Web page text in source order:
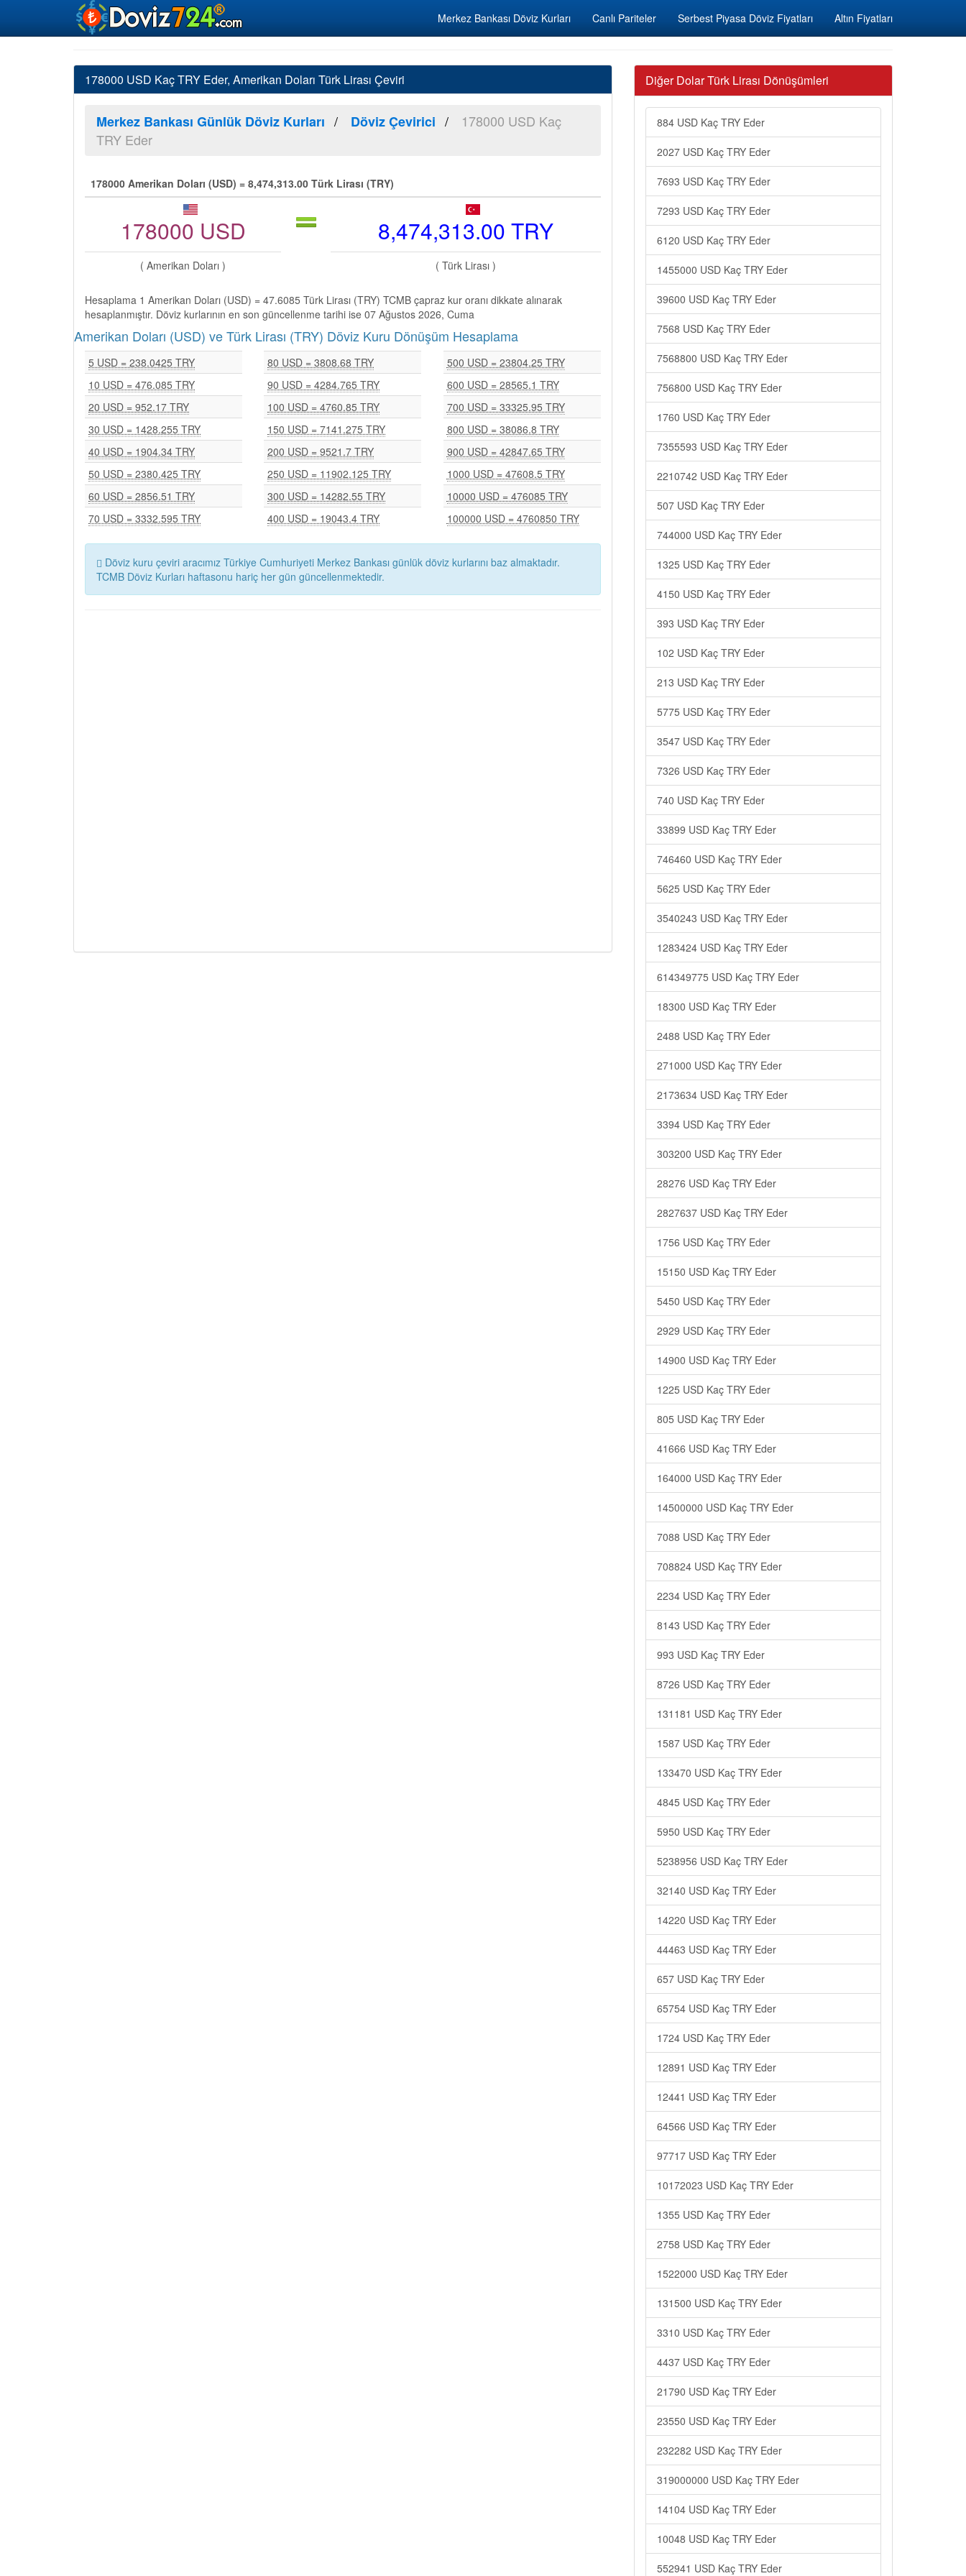
Merkez Bankası Döviz Kurları Canlı Pariteler Serbest Piyasa Döviz Fiyatları Altın Fiyatları
178000 USD Kaç TRY Eder, Amerikan Doları Türk Lirası Çeviri
Merkez Bankası Günlük Döviz Kurları Döviz Çevirici
178000 USD Kaç
TRY Eder
178000 Amerikan Doları (USD) = 8,474,313.00 Türk Lirası (TRY)
178000 USD 8,474,313.00 TRY
( Amerikan Doları ) ( Türk Lirası )
Hesaplama 1 Amerikan Doları (USD) = 47.6085 Türk Lirası (TRY) TCMB çapraz kur oranı dikkate alınarak
hesaplanmıştır. Döviz kurlarının en son güncellenme tarihi ise 07 Ağustos 2026, Cuma
Amerikan Doları (USD) ve Türk Lirası (TRY) Döviz Kuru Dönüşüm Hesaplama
5 USD = 238.0425 TRY
10 USD = 476.085 TRY
20 USD = 952.17 TRY
30 USD = 1428.255 TRY
40 USD = 1904.34 TRY
50 USD = 2380.425 TRY
60 USD = 2856.51 TRY
70 USD = 3332.595 TRY
80 USD = 3808.68 TRY
90 USD = 4284.765 TRY
100 USD = 4760.85 TRY
150 USD = 7141.275 TRY
200 USD = 9521.7 TRY
250 USD = 11902.125 TRY
300 USD = 14282.55 TRY
400 USD = 19043.4 TRY
500 USD = 23804.25 TRY
600 USD = 28565.1 TRY
700 USD = 33325.95 TRY
800 USD = 38086.8 TRY
900 USD = 42847.65 TRY
1000 USD = 47608.5 TRY
10000 USD = 476085 TRY
100000 USD = 4760850 TRY
Döviz kuru çeviri aracımız Türkiye Cumhuriyeti Merkez Bankası günlük döviz kurlarını baz almaktadır.
TCMB Döviz Kurları haftasonu hariç her gün güncellenmektedir.
Diğer Dolar Türk Lirası Dönüşümleri
884 USD Kaç TRY Eder
2027 USD Kaç TRY Eder
7693 USD Kaç TRY Eder
7293 USD Kaç TRY Eder
6120 USD Kaç TRY Eder
1455000 USD Kaç TRY Eder
39600 USD Kaç TRY Eder
7568 USD Kaç TRY Eder
7568800 USD Kaç TRY Eder
756800 USD Kaç TRY Eder
1760 USD Kaç TRY Eder
7355593 USD Kaç TRY Eder
2210742 USD Kaç TRY Eder
507 USD Kaç TRY Eder
744000 USD Kaç TRY Eder
1325 USD Kaç TRY Eder
4150 USD Kaç TRY Eder
393 USD Kaç TRY Eder
102 USD Kaç TRY Eder
213 USD Kaç TRY Eder
5775 USD Kaç TRY Eder
3547 USD Kaç TRY Eder
7326 USD Kaç TRY Eder
740 USD Kaç TRY Eder
33899 USD Kaç TRY Eder
746460 USD Kaç TRY Eder
5625 USD Kaç TRY Eder
3540243 USD Kaç TRY Eder
1283424 USD Kaç TRY Eder
614349775 USD Kaç TRY Eder
18300 USD Kaç TRY Eder
2488 USD Kaç TRY Eder
271000 USD Kaç TRY Eder
2173634 USD Kaç TRY Eder
3394 USD Kaç TRY Eder
303200 USD Kaç TRY Eder
28276 USD Kaç TRY Eder
2827637 USD Kaç TRY Eder
1756 USD Kaç TRY Eder
15150 USD Kaç TRY Eder
5450 USD Kaç TRY Eder
2929 USD Kaç TRY Eder
14900 USD Kaç TRY Eder
1225 USD Kaç TRY Eder
805 USD Kaç TRY Eder
41666 USD Kaç TRY Eder
164000 USD Kaç TRY Eder
14500000 USD Kaç TRY Eder
7088 USD Kaç TRY Eder
708824 USD Kaç TRY Eder
2234 USD Kaç TRY Eder
8143 USD Kaç TRY Eder
993 USD Kaç TRY Eder
8726 USD Kaç TRY Eder
131181 USD Kaç TRY Eder
1587 USD Kaç TRY Eder
133470 USD Kaç TRY Eder
4845 USD Kaç TRY Eder
5950 USD Kaç TRY Eder
5238956 USD Kaç TRY Eder
32140 USD Kaç TRY Eder
14220 USD Kaç TRY Eder
44463 USD Kaç TRY Eder
657 USD Kaç TRY Eder
65754 USD Kaç TRY Eder
1724 USD Kaç TRY Eder
12891 USD Kaç TRY Eder
12441 USD Kaç TRY Eder
64566 USD Kaç TRY Eder
97717 USD Kaç TRY Eder
10172023 USD Kaç TRY Eder
1355 USD Kaç TRY Eder
2758 USD Kaç TRY Eder
1522000 USD Kaç TRY Eder
131500 USD Kaç TRY Eder
3310 USD Kaç TRY Eder
4437 USD Kaç TRY Eder
21790 USD Kaç TRY Eder
23550 USD Kaç TRY Eder
232282 USD Kaç TRY Eder
319000000 USD Kaç TRY Eder
14104 USD Kaç TRY Eder
10048 USD Kaç TRY Eder
552941 USD Kaç TRY Eder